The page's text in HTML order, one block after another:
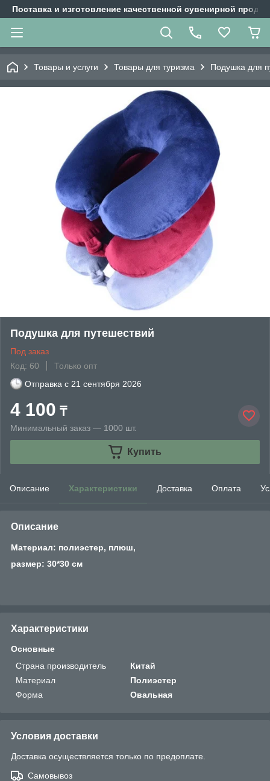
Поставка и изготовление качественной сувенирной
Товары и услуги Товары для туризма Подушка для
Подушка для путешествий
Под заказ
Код: 60
Только опт
Отправка с 21 сентября 2026
4 100 ₸
Минимальный заказ — 1000 шт.
Купить
Описание Характеристики Доставка Оплата
Описание
Материал: полиэстер, плюш,
размер: 30*30 см
Характеристики
Основные
Страна производитель
Китай
Материал
Полиэстер
Форма
Овальная
Условия доставки
Доставка осуществляется только по предоплате.
Самовывоз